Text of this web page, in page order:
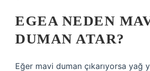
EGEA NEDEN
DUMAN ATAR?
Eğer mavi duman çıkarıyorsa yağ